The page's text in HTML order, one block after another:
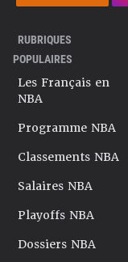
RUBRIQUES
POPULAIRES
Les Français en
NBA
Programme NBA
Classements NBA
Salaires NBA
Playoffs NBA
Dossiers NBA